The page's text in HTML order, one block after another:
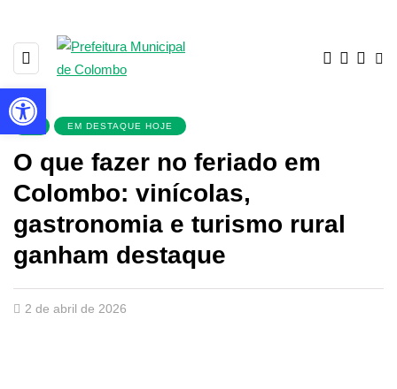
▼ EM DESTAQUE HOJE
O que fazer no feriado em
Colombo: vinícolas,
gastronomia e turismo rural
ganham destaque
2 de abril de 2026
Barra de Ferramentas Aberta